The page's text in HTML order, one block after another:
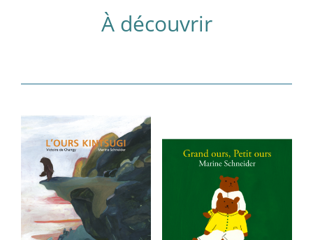
À découvrir